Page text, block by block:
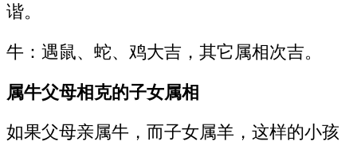
谐。
牛：遇鼠、蛇、鸡大吉，其它属相次吉。
属牛父母相克的子女属相
如果父母亲属牛，而子女属羊，这样的小孩